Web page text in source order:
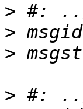
>
>
>
>